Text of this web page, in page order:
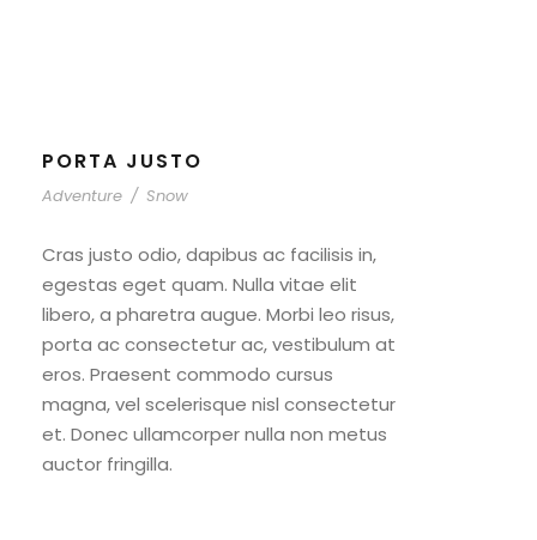
PORTA JUSTO
Adventure / Snow
Cras justo odio, dapibus ac facilisis in,
egestas eget quam. Nulla vitae elit
libero, a pharetra augue. Morbi leo risus,
porta ac consectetur ac, vestibulum at
eros. Praesent commodo cursus
magna, vel scelerisque nisl consectetur
et. Donec ullamcorper nulla non metus
auctor fringilla.